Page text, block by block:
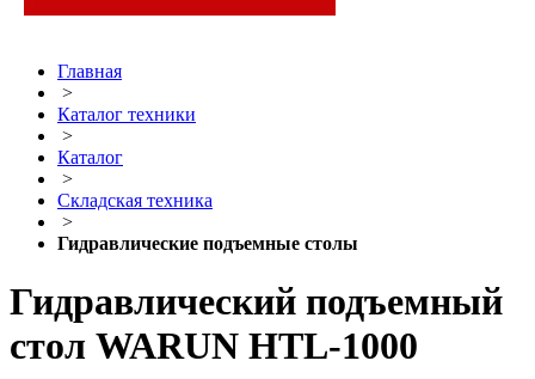
Главная
>
Каталог техники
>
Каталог
>
Складская техника
>
Гидравлические подъемные столы
Гидравлический подъемный
стол WARUN HTL-1000